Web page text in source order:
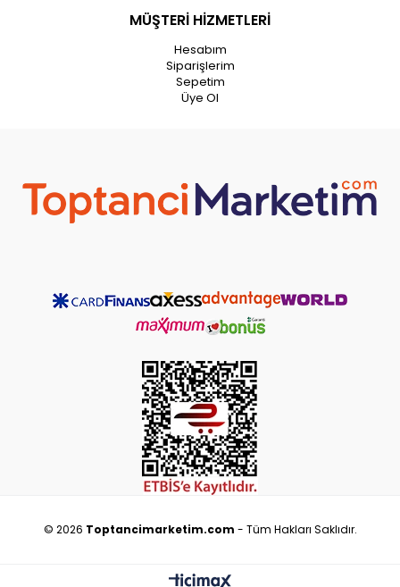
MÜŞTERİ HİZMETLERİ
Hesabım
Siparişlerim
Sepetim
Üye Ol
© 2026 Toptancimarketim.com - Tüm Hakları Saklıdır.